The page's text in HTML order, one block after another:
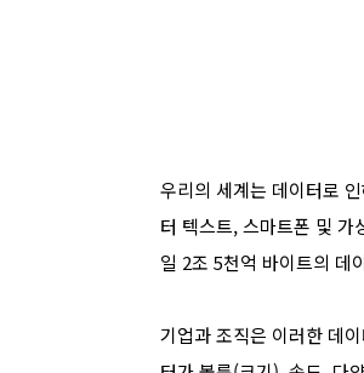
우리의 세계는 데이터로
터 텍스트, 스마트폰 및 가
일 2조 5천억 바이트의 데
기업과 조직은 이러한 데